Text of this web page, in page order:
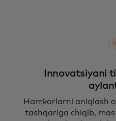
Innovatsiyani
Hamkorlarni aniqlash
tashqariga chiqib,